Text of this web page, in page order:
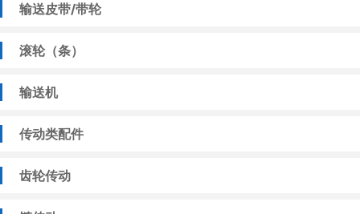
输送皮带/带轮
滚轮（条）
输送机
传动类配件
齿轮传动